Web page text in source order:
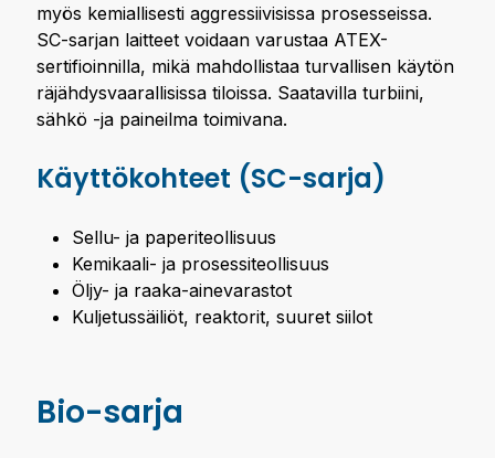
myös kemiallisesti aggressiivisissa prosesseissa.
SC-sarjan laitteet voidaan varustaa ATEX-
sertifioinnilla, mikä mahdollistaa turvallisen käytön
räjähdysvaarallisissa tiloissa. Saatavilla turbiini,
sähkö -ja paineilma toimivana.
Käyttökohteet (SC-sarja)
Sellu- ja paperiteollisuus
Kemikaali- ja prosessiteollisuus
Öljy- ja raaka-ainevarastot
Kuljetussäiliöt, reaktorit, suuret siilot
Bio-sarja